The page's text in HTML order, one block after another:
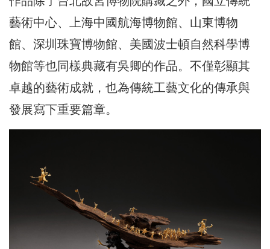
藝術中心、上海中國航海博物館、山東博物
館、深圳珠寶博物館、美國波士頓自然科學博
物館等也同樣典藏有吳卿的作品。不僅彰顯其
卓越的藝術成就，也為傳統工藝文化的傳承與
發展寫下重要篇章。